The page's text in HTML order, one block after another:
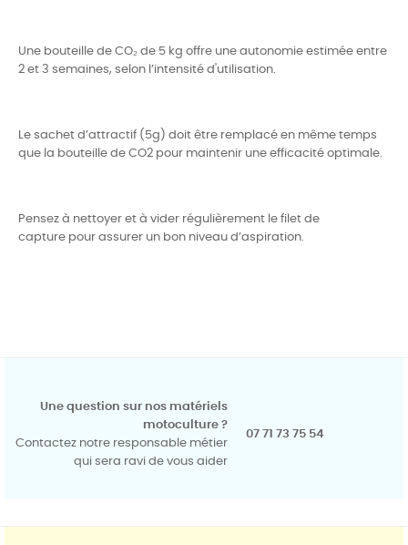
Une bouteille de CO₂ de 5 kg offre une autonomie estimée entre
2 et 3 semaines, selon l’intensité d'utilisation.
Le sachet d’attractif (5g) doit être remplacé en même temps
que la bouteille de CO2 pour maintenir une efficacité optimale.
Pensez à nettoyer et à vider régulièrement le filet de
capture pour assurer un bon niveau d’aspiration.
Une question sur nos matériels
motoculture ?
Contactez notre responsable métier
qui sera ravi de vous aider
07 71 73 75 54